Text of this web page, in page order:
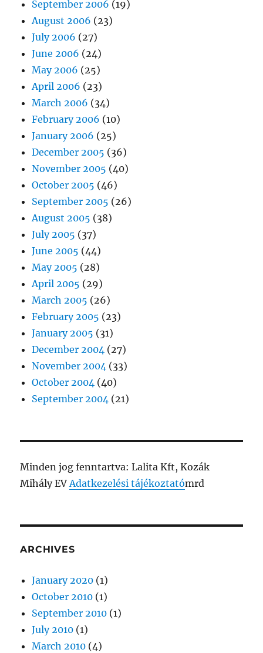
September 2006 (19)
August 2006 (23)
July 2006 (27)
June 2006 (24)
May 2006 (25)
April 2006 (23)
March 2006 (34)
February 2006 (10)
January 2006 (25)
December 2005 (36)
November 2005 (40)
October 2005 (46)
September 2005 (26)
August 2005 (38)
July 2005 (37)
June 2005 (44)
May 2005 (28)
April 2005 (29)
March 2005 (26)
February 2005 (23)
January 2005 (31)
December 2004 (27)
November 2004 (33)
October 2004 (40)
September 2004 (21)
Minden jog fenntartva: Lalita Kft, Kozák
Mihály EVAdatkezelési tájékoztatómrd
ARCHIVES
January 2020 (1)
October 2010 (1)
September 2010 (1)
July 2010 (1)
March 2010 (4)